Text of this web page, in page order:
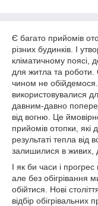
Є багато прийомів
різних будинків. І
кліматичному поясі,
для житла та
чином не обійдемося.
використовувалися
давним-давно
від вогню. Це
прийомів отопки, які
результаті тепла від
залишилися в живих,
І як би часи і
але без обігрівання
обійтися. Нові
відбір